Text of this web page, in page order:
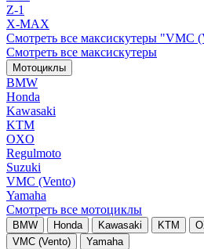
Z-1
X-MAX
Смотреть все максискутеры "VMC
Смотреть все максискутеры
Мотоциклы
BMW
Honda
Kawasaki
KTM
OXO
Regulmoto
Suzuki
VMC (Vento)
Yamaha
Смотреть все мотоциклы
BMW Honda Kawasaki KTM
VMC (Vento)
Yamaha